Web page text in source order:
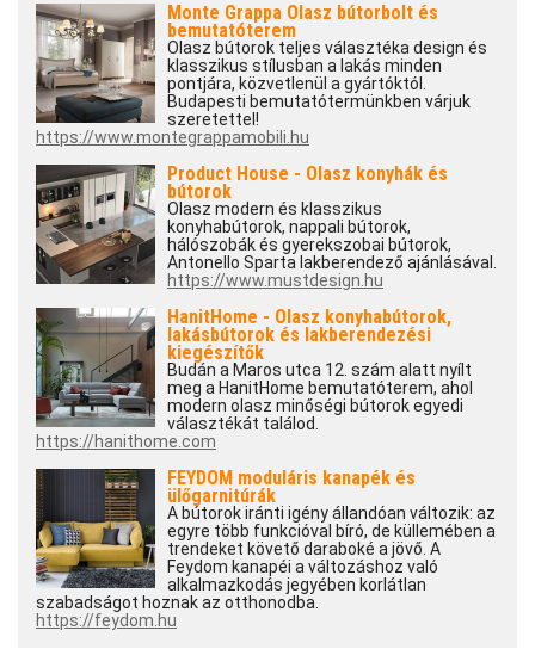
Monte Grappa Olasz bútorbolt és
bemutatóterem
Olasz bútorok teljes választéka design és
klasszikus stílusban a lakás minden
pontjára, közvetlenül a gyártóktól.
Budapesti bemutatótermünkben várjuk
szeretettel!
https://www.montegrappamobili.hu
Product House - Olasz konyhák és
bútorok
Olasz modern és klasszikus
konyhabútorok, nappali bútorok,
hálószobák és gyerekszobai bútorok,
Antonello Sparta lakberendező ajánlásával.
https://www.mustdesign.hu
HanitHome - Olasz konyhabútorok,
lakásbútorok és lakberendezési
kiegészítők
Budán a Maros utca 12. szám alatt nyílt
meg a HanitHome bemutatóterem, ahol
modern olasz minőségi bútorok egyedi
választékát találod.
https://hanithome.com
FEYDOM moduláris kanapék és
ülőgarnitúrák
A bútorok iránti igény állandóan változik: az
egyre több funkcióval bíró, de küllemében a
trendeket követő daraboké a jövő. A
Feydom kanapéi a változáshoz való
alkalmazkodás jegyében korlátlan
szabadságot hoznak az otthonodba.
https://feydom.hu